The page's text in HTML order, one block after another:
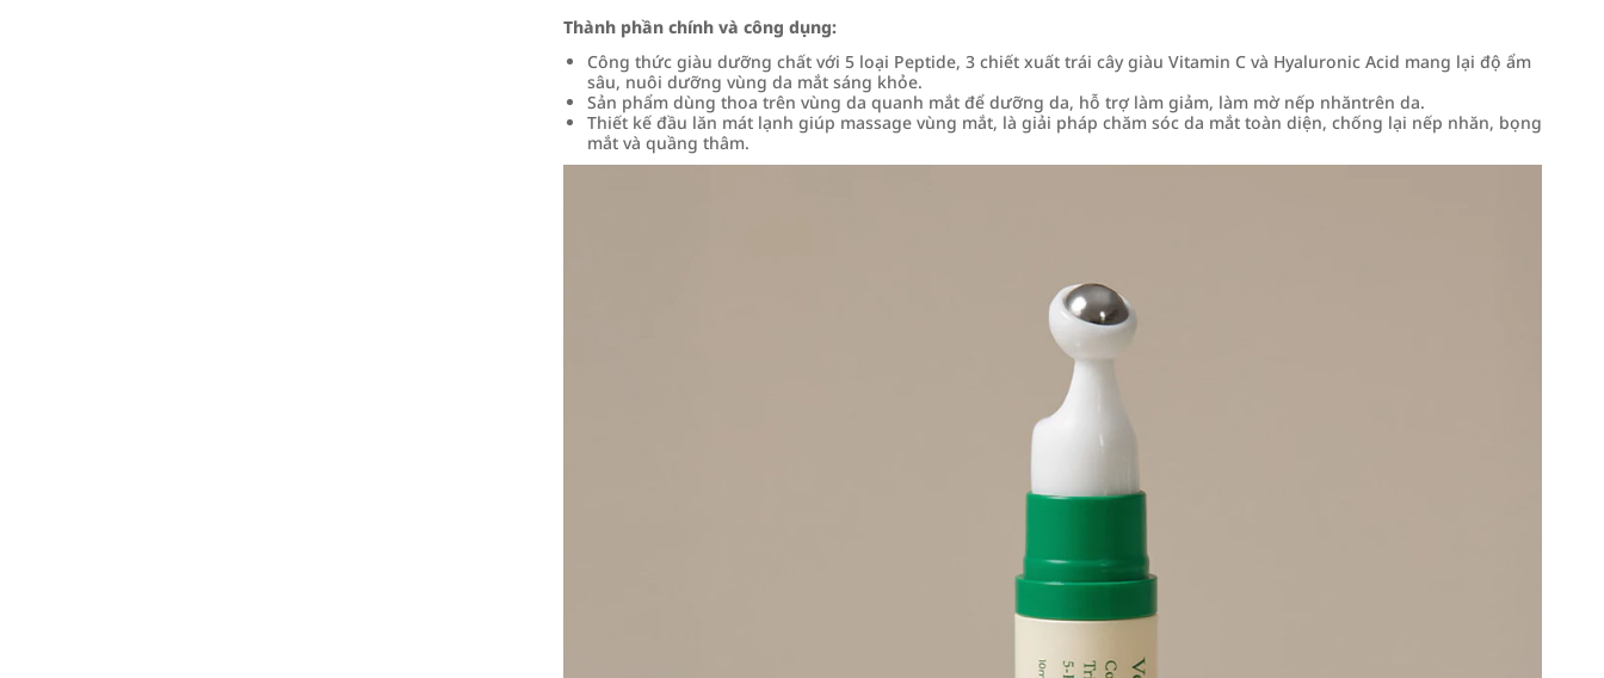
Thành phần chính và công dụng:
Công thức giàu dưỡng chất với 5 loại Peptide, 3 chiết xuất trái cây giàu Vitamin C và Hyaluronic Acid mang lại độ ẩm
sâu, nuôi dưỡng vùng da mắt sáng khỏe.
Sản phẩm dùng thoa trên vùng da quanh mắt để dưỡng da, hỗ trợ làm giảm, làm mờ nếp nhăntrên da.
Thiết kế đầu lăn mát lạnh giúp massage vùng mắt, là giải pháp chăm sóc da mắt toàn diện, chống lại nếp nhăn, bọng
mắt và quầng thâm.